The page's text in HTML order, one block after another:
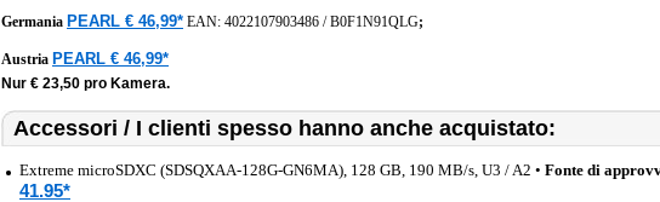
Germania PEARL € 46,99* EAN: 4022107903486 /B0F1N91QLG;
Austria PEARL € 46,99*
Nur € 23,50 pro Kamera.
Accessori / I clienti spesso hanno anche acquistato:
Extreme microSDXC (SDSQXAA-128G-GN6MA), 128 GB, 190 MB/s, U3 / A2 • Fonte di
41.95*